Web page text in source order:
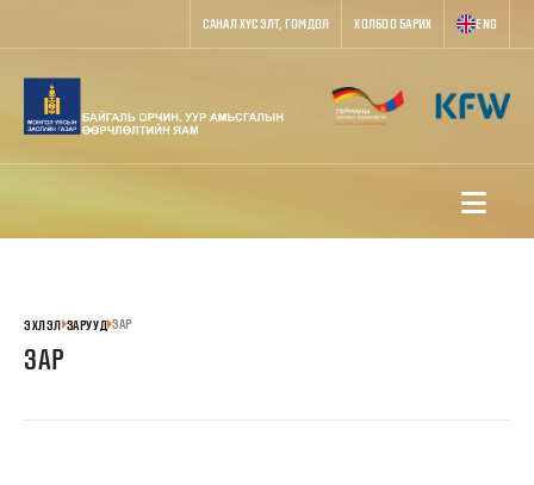
САНАЛ ХҮСЭЛТ, ГОМДОЛ ХОЛБОО БАРИХ ENG
ЭХЛЭЛ ЗАРУУД ЗАР
ЗАР